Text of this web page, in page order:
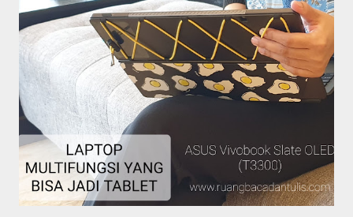
berbagai kegiatan seperti pertunjukan seni, konferensi, kegiatan
amal, kampanye, hingga pawai. Perempuan terlepas dari seorang
ibu rumah tangga, pebisnis, atau pekerja, menurut saya mereka
adalah manusia-manusia yang memiliki peran penting dalam
segala lini kehidupan. Saya percaya ada banyak perempuan yang
menginspirasi di sekitar kita. Dengan latar belakang tersebut,
dalam rangka syukuran 4 tahun blog Ze...